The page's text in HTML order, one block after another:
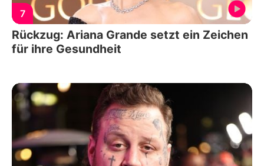
7
Rückzug: Ariana Grande setzt ein Zeichen
für ihre Gesundheit